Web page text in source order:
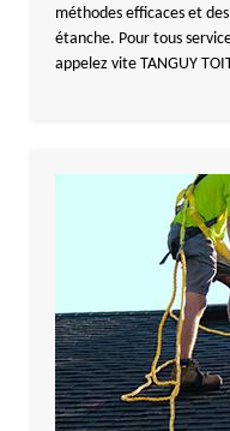
méthodes efficaces et
étanche. Pour tous
appelez vite TANGUY